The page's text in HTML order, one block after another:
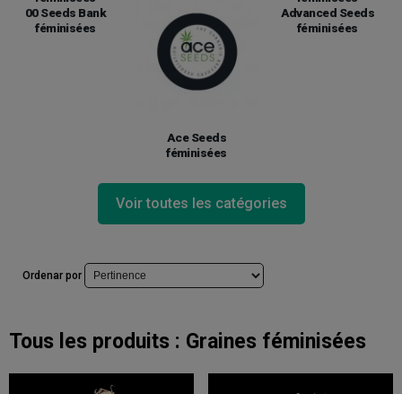
00 Seeds Bank
féminisées
Ace Seeds
féminisées
Advanced Seeds
féminisées
Voir toutes les catégories
Ordenar por
Tous les produits : Graines féminisées